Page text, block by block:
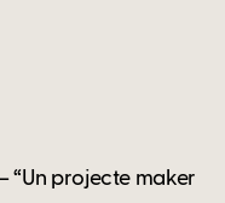
“Un projecte maker